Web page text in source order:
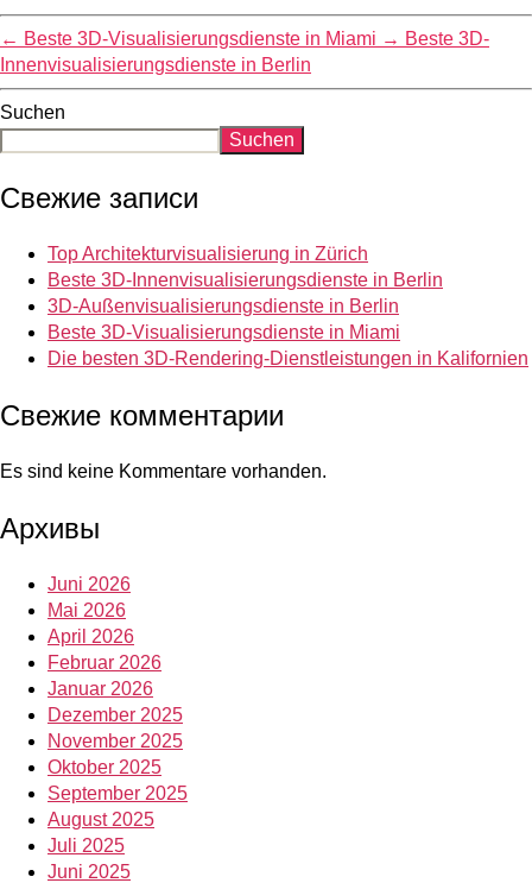
← Beste 3D-Visualisierungsdienste in Miami → Beste 3D-
Innenvisualisierungsdienste in Berlin
Suchen
Suchen
Свежие записи
Top Architekturvisualisierung in Zürich
Beste 3D-Innenvisualisierungsdienste in Berlin
3D-Außenvisualisierungsdienste in Berlin
Beste 3D-Visualisierungsdienste in Miami
Die besten 3D-Rendering-Dienstleistungen in Kalifornien
Свежие комментарии
Es sind keine Kommentare vorhanden.
Архивы
Juni 2026
Mai 2026
April 2026
Februar 2026
Januar 2026
Dezember 2025
November 2025
Oktober 2025
September 2025
August 2025
Juli 2025
Juni 2025